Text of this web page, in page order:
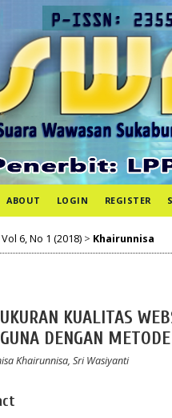
ABOUT LOGIN REGISTER
Vol 6, No 1 (2018) > Khairunnisa
KUALITAS
DENGAN
Khairunnisa, Sri Wasiyanti